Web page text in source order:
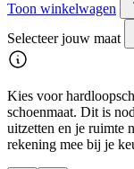
Toon winkelwagen
Selecteer jouw maat
Kies voor
schoenmaat. Dit is
uitzetten en je ruimte
rekening mee bij je